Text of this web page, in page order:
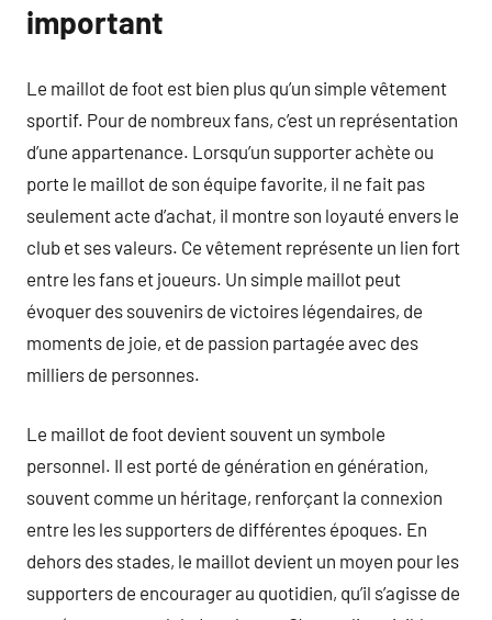
important
Le maillot de foot est bien plus qu’un simple vêtement
sportif. Pour de nombreux fans, c’est un représentation
d’une appartenance. Lorsqu’un supporter achète ou
porte le maillot de son équipe favorite, il ne fait pas
seulement acte d’achat, il montre son loyauté envers le
club et ses valeurs. Ce vêtement représente un lien fort
entre les fans et joueurs. Un simple maillot peut
évoquer des souvenirs de victoires légendaires, de
moments de joie, et de passion partagée avec des
milliers de personnes.
Le maillot de foot devient souvent un symbole
personnel. Il est porté de génération en génération,
souvent comme un héritage, renforçant la connexion
entre les les supporters de différentes époques. En
dehors des stades, le maillot devient un moyen pour les
supporters de encourager au quotidien, qu’il s’agisse de